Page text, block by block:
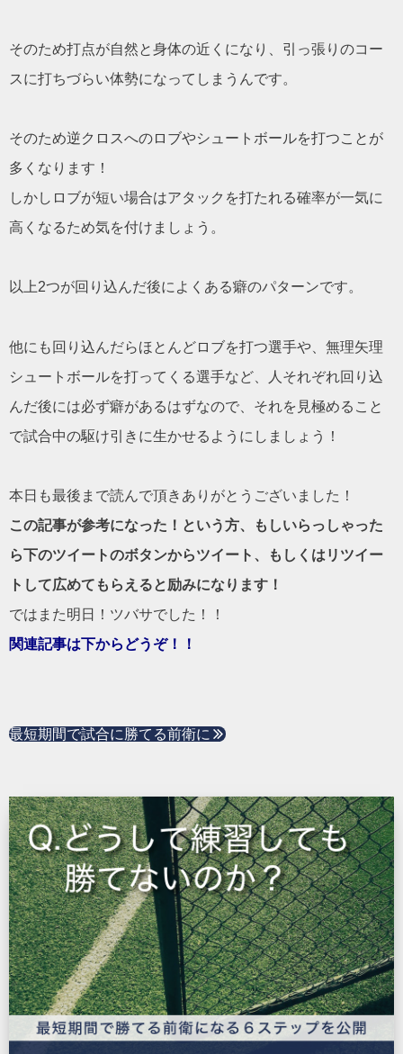
そのため打点が自然と身体の近くになり、引っ張りのコー
スに打ちづらい体勢になってしまうんです。
そのため逆クロスへのロブやシュートボールを打つことが
多くなります！
しかしロブが短い場合はアタックを打たれる確率が一気に
高くなるため気を付けましょう。
以上2つが回り込んだ後によくある癖のパターンです。
他にも回り込んだらほとんどロブを打つ選手や、無理矢理
シュートボールを打ってくる選手など、人それぞれ回り込
んだ後には必ず癖があるはずなので、それを見極めること
で試合中の駆け引きに生かせるようにしましょう！
本日も最後まで読んで頂きありがとうございました！
この記事が参考になった！という方、もしいらっしゃった
ら下のツイートのボタンからツイート、もしくはリツイー
トして広めてもらえると励みになります！
ではまた明日！ツバサでした！！
関連記事は下からどうぞ！！
最短期間で試合に勝てる前衛に